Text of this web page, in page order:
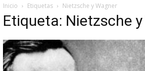
Inicio Etiquetas Nietzsche y Wagner
Etiqueta: Nietzsche